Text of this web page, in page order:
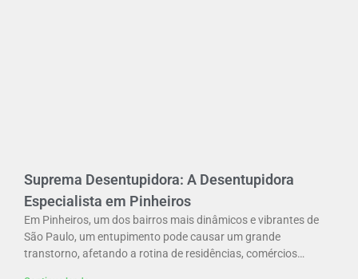
Suprema Desentupidora: A Desentupidora
Especialista em Pinheiros
Em Pinheiros, um dos bairros mais dinâmicos e vibrantes de
São Paulo, um entupimento pode causar um grande
transtorno, afetando a rotina de residências, comércios…